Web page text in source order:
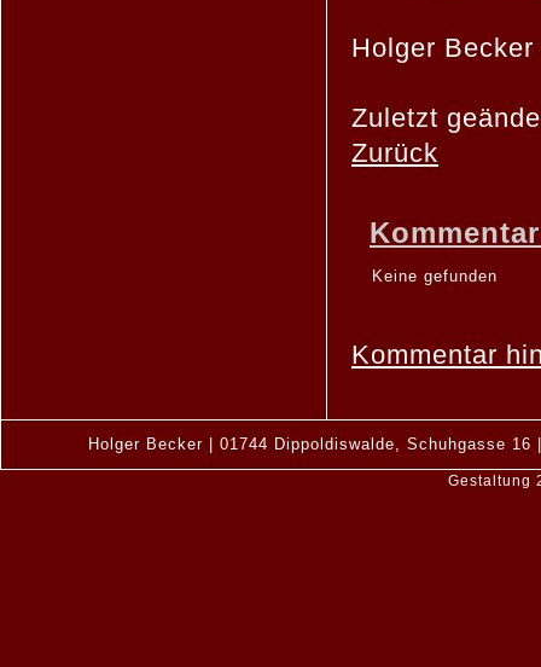
Holger Becker
Zuletzt
Zurück
Keine gefunden
Kommentar
Holger Becker | 01744 Dippoldiswalde, Schuhgasse
Gestaltung